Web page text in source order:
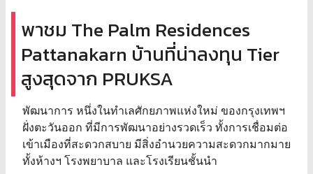
พาชม The Palm Residences
Pattanakarn บ้านที่น่าลงทุน Tier
สูงสุดจาก PRUKSA
พัฒนาการ หนึ่งในทำเลศักยภาพแห่งใหม่ ของกรุงเทพฯ
ฝั่งตะวันออก ที่มีการพัฒนาอย่างรวดเร็ว ทั้งการเชื่อมต่อ
เข้าเมืองที่สะดวกสบาย มีสิ่งอำนวยความสะดวกมากมาย
ทั้งห้างฯ โรงพยาบาล และโรงเรียนชั้นนำ